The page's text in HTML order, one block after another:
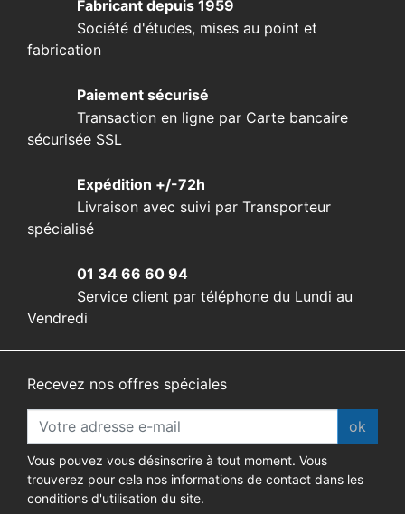
Fabricant depuis 1959
Société d'études, mises au point et
fabrication
Paiement sécurisé
Transaction en ligne par Carte bancaire
sécurisée SSL
Expédition +/-72h
Livraison avec suivi par Transporteur
spécialisé
01 34 66 60 94
Service client par téléphone du Lundi au
Vendredi
Recevez nos offres spéciales
ok
Vous pouvez vous désinscrire à tout moment. Vous
trouverez pour cela nos informations de contact dans les
conditions d'utilisation du site.